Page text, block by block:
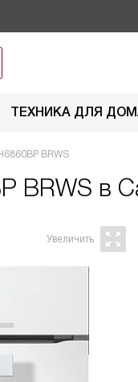
ТЕХНИКА ДЛЯ
BRWS
BRWS в